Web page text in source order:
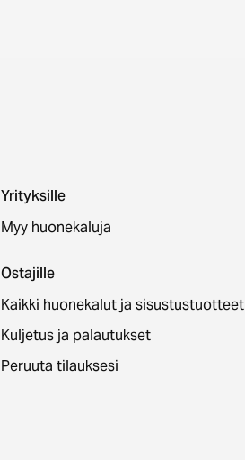
Yrityksille
Myy huonekaluja
Ostajille
Kaikki huonekalut ja sisustustuotteet
Kuljetus ja palautukset
Peruuta tilauksesi